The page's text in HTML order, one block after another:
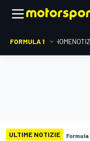
FORMULA 1 HOME
ULTIME NOTIZIE Formula